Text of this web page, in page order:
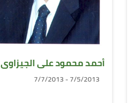
أحمد محمود علي الجيزاوي
7/5/2013 - 7/7/2013